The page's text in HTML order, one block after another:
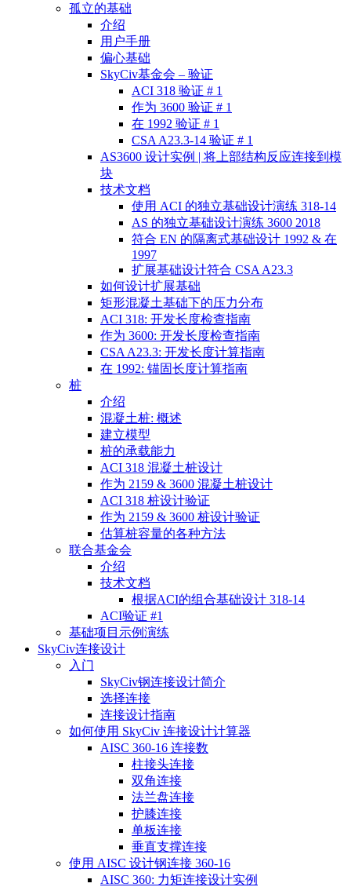
孤立的基础
介绍
用户手册
偏心基础
SkyCiv基金会 – 验证
ACI 318 验证 # 1
作为 3600 验证 # 1
在 1992 验证 # 1
CSA A23.3-14 验证 # 1
AS3600 设计实例 | 将上部结构反应连接到模
块
技术文档
使用 ACI 的独立基础设计演练 318-14
AS 的独立基础设计演练 3600 2018
符合 EN 的隔离式基础设计 1992 & 在
1997
扩展基础设计符合 CSA A23.3
如何设计扩展基础
矩形混凝土基础下的压力分布
ACI 318: 开发长度检查指南
作为 3600: 开发长度检查指南
CSA A23.3: 开发长度计算指南
在 1992: 锚固长度计算指南
桩
介绍
混凝土桩: 概述
建立模型
桩的承载能力
ACI 318 混凝土桩设计
作为 2159 & 3600 混凝土桩设计
ACI 318 桩设计验证
作为 2159 & 3600 桩设计验证
估算桩容量的各种方法
联合基金会
介绍
技术文档
根据ACI的组合基础设计 318-14
ACI验证 #1
基础项目示例演练
SkyCiv连接设计
入门
SkyCiv钢连接设计简介
选择连接
连接设计指南
如何使用 SkyCiv 连接设计计算器
AISC 360-16 连接数
柱接头连接
双角连接
法兰盘连接
护膝连接
单板连接
垂直支撑连接
使用 AISC 设计钢连接 360-16
AISC 360: 力矩连接设计实例